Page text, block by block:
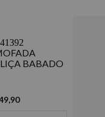
para a sua cama ou
e zíper.
BABADO